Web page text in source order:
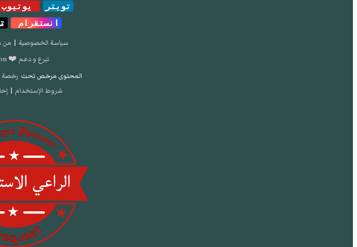
تويتر يوتيوب
انستقرام
سياسة الخصوصية | من
تبرع و دعم ❤️ donation
المحتوى مرخص تحت رخصة
شروط الإستخدام |